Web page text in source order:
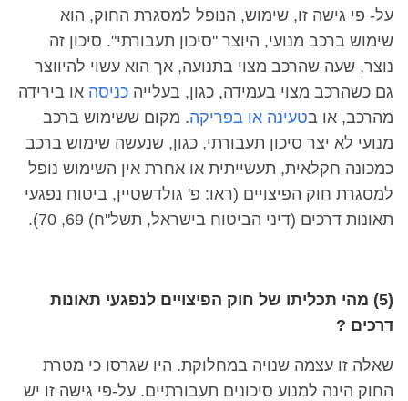
על- פי גישה זו, שימוש, הנופל למסגרת החוק, הוא
שימוש ברכב מנועי, היוצר "סיכון תעבורתי". סיכון זה
נוצר, שעה שהרכב מצוי בתנועה, אך הוא עשוי להיווצר
גם כשהרכב מצוי בעמידה, כגון, בעלייה כניסה או בירידה
מהרכב, או בטעינה או בפריקה. מקום ששימוש ברכב
מנועי לא יצר סיכון תעבורתי, כגון, שנעשה שימוש ברכב
כמכונה חקלאית, תעשייתית או אחרת ­אין השימוש נופל
למסגרת חוק הפיצויים (ראו: פ' גולדשטיין, ביטוח נפגעי
תאונות דרכים (דיני הביטוח בישראל, תשל"ח) 69, 70).
(5) מהי תכליתו של חוק הפיצויים לנפגעי תאונות
דרכים ?
שאלה זו עצמה שנויה במחלוקת. היו שגרסו כי מטרת
החוק הינה למנוע סיכונים תעבורתיים. על-פי גישה זו יש